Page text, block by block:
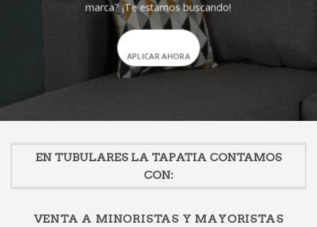
marca? ¡Te estamos buscando!
APLICAR AHORA
EN TUBULARES LA TAPATIA CONTAMOS
CON:
VENTA A MINORISTAS Y MAYORISTAS